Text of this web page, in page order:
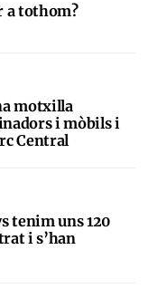
a tothom?
motxilla
i mòbils i
Central
tenim uns 120
i s’han